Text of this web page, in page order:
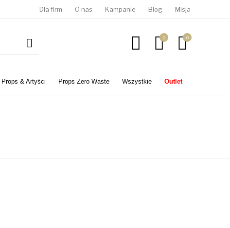
Dla firm O nas Kampanie Blog Misja
0 0
Props & Artyści Props Zero Waste Wszystkie Outlet